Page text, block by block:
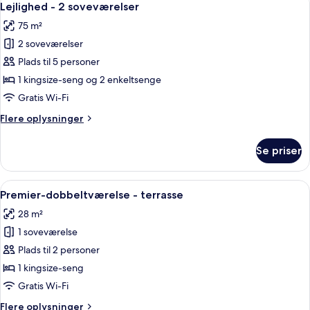
alle
billeder
af
Lejlighed
-
2
8
Lejlighed - 2 soveværelser
75 m²
2 soveværelser
Plads til 5 personer
1 kingsize-seng og 2 enkeltsenge
Gratis Wi-Fi
Flere oplysninger
Flere
-
soveværelser
Se priser
Indlæs
alle
billeder
af
Premier-
dobbeltværelse
-
En seng med himmelseng, et
7
Premier-dobbeltværelse - terrasse
28 m²
1 soveværelse
Plads til 2 personer
1 kingsize-seng
Gratis Wi-Fi
Flere oplysninger
Flere